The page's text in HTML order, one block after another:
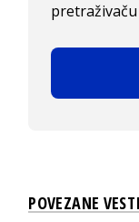
POVEZANE VESTI